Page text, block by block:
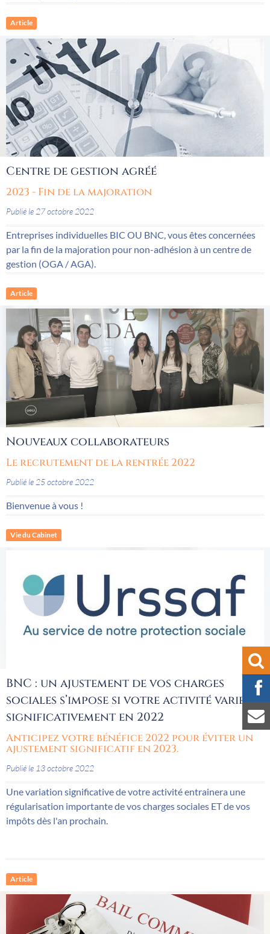
Article
Centre de gestion agréé
2023 - Fin de la majoration
Publié le 27 octobre 2022
Entreprises individuelles BIC OU BNC, vous êtes concernées
par la fin de la majoration pour non-adhésion à un centre de
gestion (OGA / AGA).
Article
Nouveaux collaborateurs
Le recrutement de la rentrée 2022
Publié le 25 octobre 2022
Bienvenue à vous !
Vie du Cabinet
BNC : un ajustement de vos charges
sociales s’impose si votre activité varie
significativement en 2022
Anticipez votre bénéfice 2022 pour éviter un
ajustement significatif en 2023.
Publié le 13 octobre 2022
Une variation significative de votre activité entrainera une
régularisation importante de vos charges sociales ET de vos
impôts dès l'an prochain.
Article